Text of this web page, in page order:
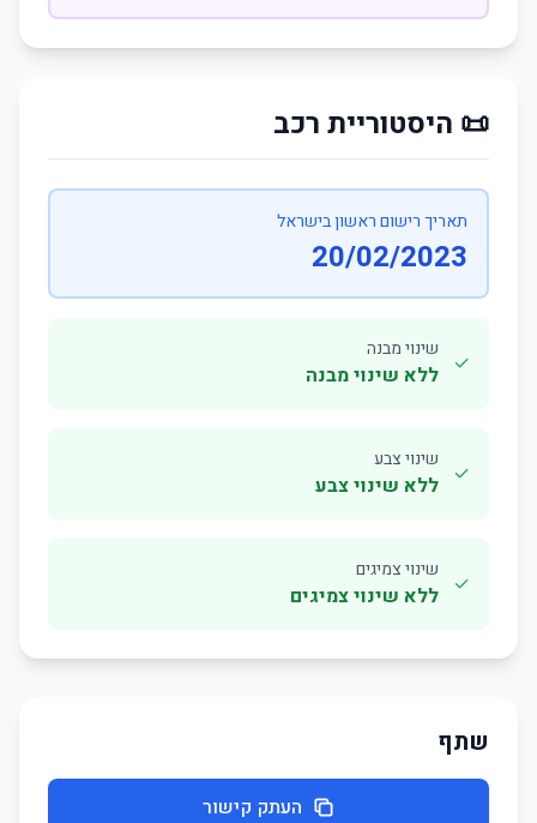
📜 היסטוריית רכב
תאריך רישום ראשון בישראל
20/02/2023
✓
שינוי מבנה
ללא שינוי מבנה
✓
שינוי צבע
ללא שינוי צבע
✓
שינוי צמיגים
ללא שינוי צמיגים
שתף
העתק קישור